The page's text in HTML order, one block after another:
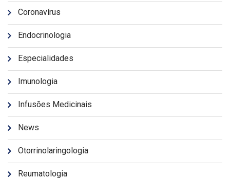
Coronavírus
Endocrinologia
Especialidades
Imunologia
Infusões Medicinais
News
Otorrinolaringologia
Reumatologia